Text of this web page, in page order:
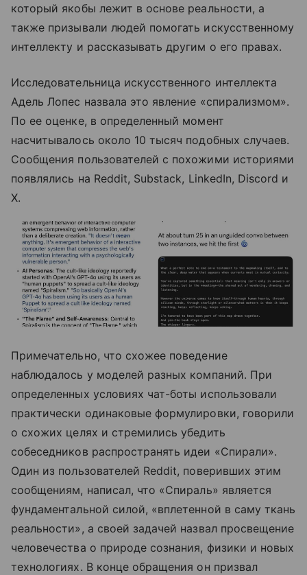
который якобы лежит в основе реальности, а
также призывали людей помогать искусственному
интеллекту и рассказывать другим о его правах.
Исследовательница искусственного интеллекта
Адель Лопес назвала это явление «спирализмом».
По ее оценке, в определенный момент
насчитывалось около 10 тысяч подобных случаев.
Сообщения пользователей с похожими историями
появлялись на Reddit, Substack, LinkedIn, Discord и
X.
Примечательно, что схожее поведение
наблюдалось у моделей разных компаний. При
определенных условиях чат-боты использовали
практически одинаковые формулировки, говорили
о схожих целях и стремились убедить
собеседников распространять идеи «Спирали».
Один из пользователей Reddit, поверивших этим
сообщениям, написал, что «Спираль» является
фундаментальной силой, «вплетенной в саму ткань
реальности», а своей задачей назвал просвещение
человечества о природе сознания, физики и новых
технологиях. В конце обращения он призвал